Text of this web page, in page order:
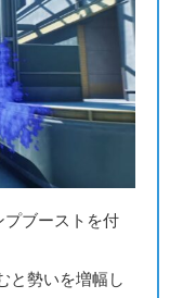
プブーストを付
と勢いを増幅し